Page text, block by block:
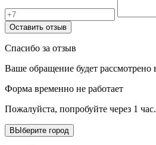
Оставить отзыв
Спасибо за отзыв
Ваше обращение будет рассмотрено
Форма временно не работает
Пожалуйста, попробуйте через 1 час.
ВЫберите город